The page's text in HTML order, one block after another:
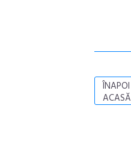
ÎNAPOI
ACASĂ